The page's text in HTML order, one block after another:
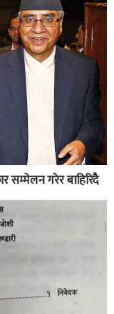
सम्मेलन गरेर बाहिरिदै